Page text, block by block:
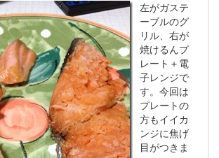
左がガステ
ーブルのグ
リル、右が
焼けるんプ
レート＋電
子レンジで
す。今回は
プレートの
方もイイカ
ンジに焦げ
目がつきま